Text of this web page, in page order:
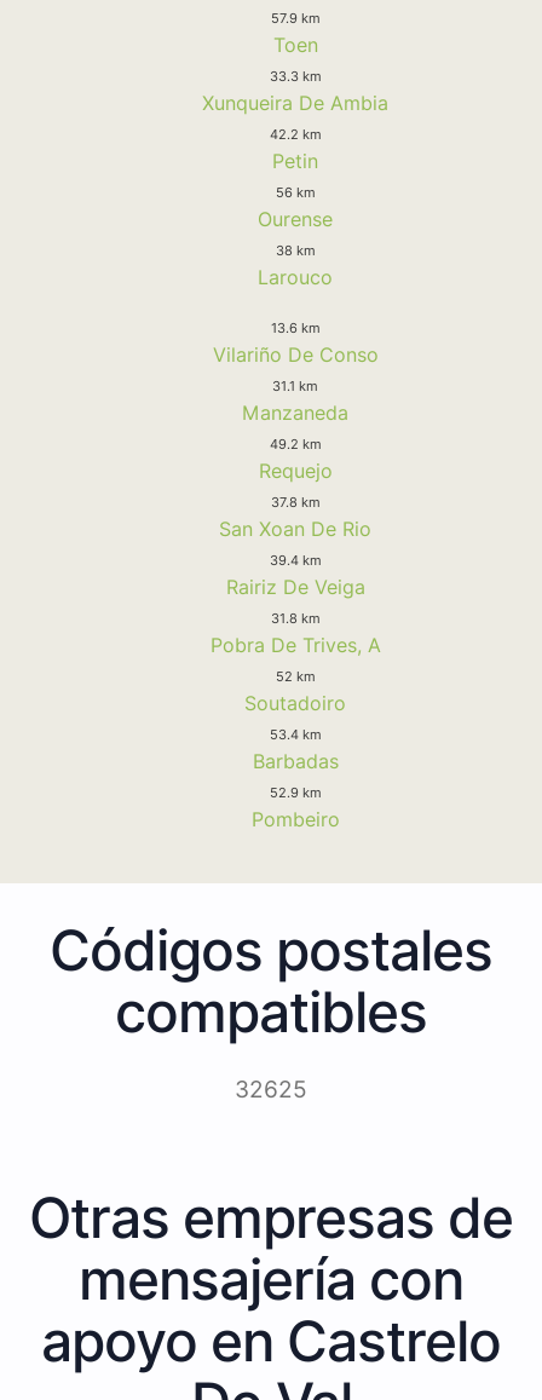
57.9 km
Toen
33.3 km
Xunqueira De Ambia
42.2 km
Petin
56 km
Ourense
38 km
Larouco
13.6 km
Vilariño De Conso
31.1 km
Manzaneda
49.2 km
Requejo
37.8 km
San Xoan De Rio
39.4 km
Rairiz De Veiga
31.8 km
Pobra De Trives, A
52 km
Soutadoiro
53.4 km
Barbadas
52.9 km
Pombeiro
Códigos postales
compatibles
32625
Otras empresas de
mensajería con
apoyo en Castrelo